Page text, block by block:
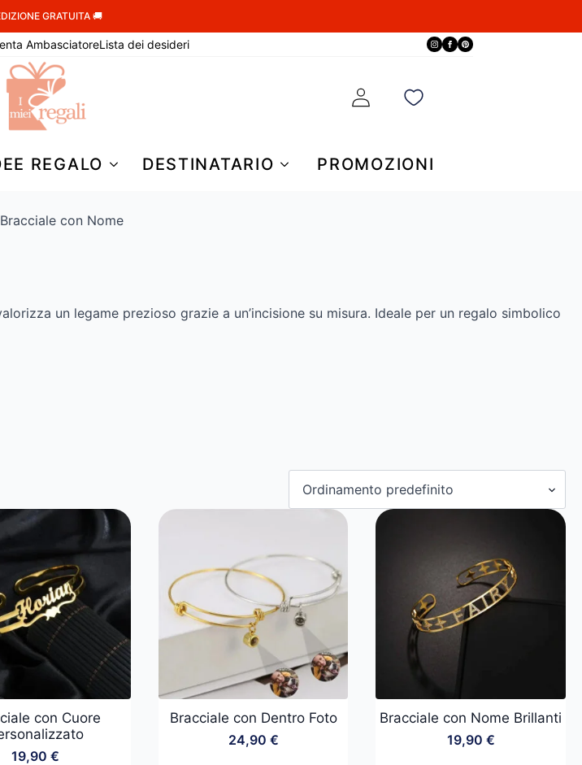
GRATUITA 🚚
AmbasciatoreLista dei desideri
REGALO DESTINATARIO PROMOZIONI
Bracciale con Nome
un legame prezioso grazie a un’incisione su misura. Ideale per un regalo simbolico
con Cuore
19,90€
Bracciale con Dentro Foto
24,90 €
Bracciale con Nome Brillanti
19,90 €